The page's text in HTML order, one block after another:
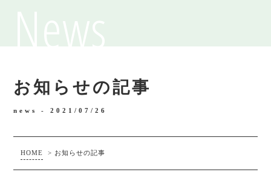
お知らせの記事
news -2021/07/26
HOME > お知らせの記事